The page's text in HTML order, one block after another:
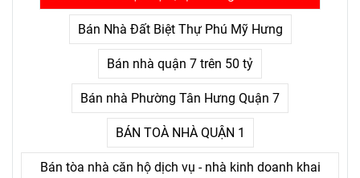
nỗi đau kéo dài không thấy
điểm kết.
Bán Nhà Đất Biệt Thự Phú Mỹ Hưng
Bán nhà quận 7 trên 50 tỷ
Bán nhà Phường Tân Hưng Quận 7
BÁN TOÀ NHÀ QUẬN 1
Bán tòa nhà căn hộ dịch vụ - nhà kinh doanh khai